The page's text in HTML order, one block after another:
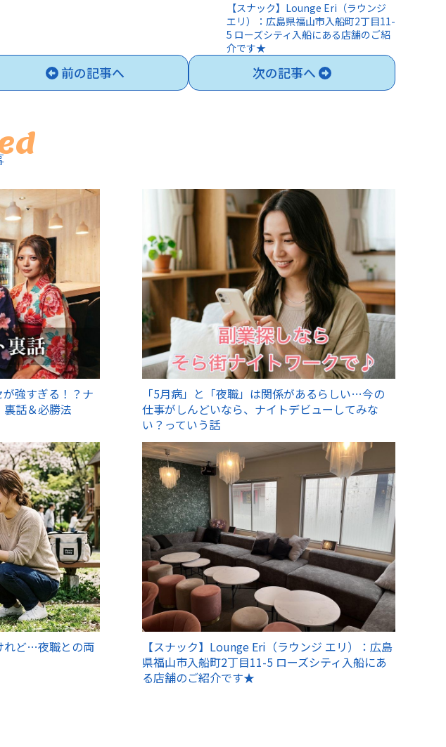
【スナック】Lounge Eri（ラウンジ
エリ）：広島県福山市入船町2丁目11-
5 ローズシティ入船にある店舗のご紹
介です★
前の記事へ 次の記事へ
が強すぎる！？ナ
話＆必勝法
「5月病」と「夜職」は関係があるらしい…今の
仕事がしんどいなら、ナイトデビューしてみな
い？っていう話
れど…夜職との両
【スナック】Lounge Eri（ラウンジ エリ）：広島
県福山市入船町2丁目11-5 ローズシティ入船にあ
る店舗のご紹介です★